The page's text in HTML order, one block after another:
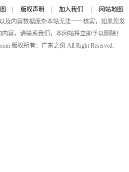
版权声明 加入我们
网站地图
及内容数据庞杂本站无法一一核实，如果您发
容，请联系我们，本网站将立即予以删除！
版权所有：广东之窗 All Right Reserved.